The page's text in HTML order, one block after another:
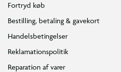
Fortryd køb
Bestilling, betaling & gavekort
Handelsbetingelser
Reklamationspolitik
Reparation af varer